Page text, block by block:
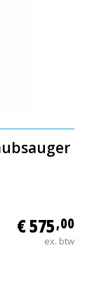
€ 575,00
ex. btw